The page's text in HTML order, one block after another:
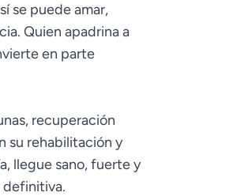
se puede amar,
Quien apadrina a
en parte
recuperación
su rehabilitación y
llegue sano, fuerte y
definitiva.